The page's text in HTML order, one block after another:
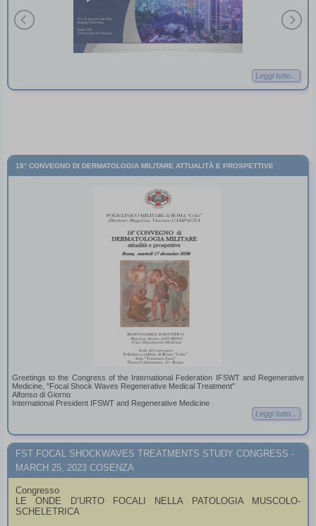
Leggi tutto...
18° CONVEGNO DI DERMATOLOGIA MILITARE ATTUALITÀ E PROSPETTIVE
Greetings to the Congress of the International Federation IFSWT and Regenerative
Medicine, ''Focal Shock Waves Regenerative Medical Treatment''
Alfonso di Giorno
International President IFSWT and Regenerative Medicine
Leggi tutto...
FST FOCAL SHOCKWAVES TREATMENTS STUDY CONGRESS -
MARCH 25, 2023 COSENZA
Congresso
LE ONDE D’URTO FOCALI NELLA PATOLOGIA MUSCOLO-
SCHELETRICA